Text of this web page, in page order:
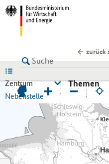
zurück
Zentrum
Nebenstelle
Themen
+ −